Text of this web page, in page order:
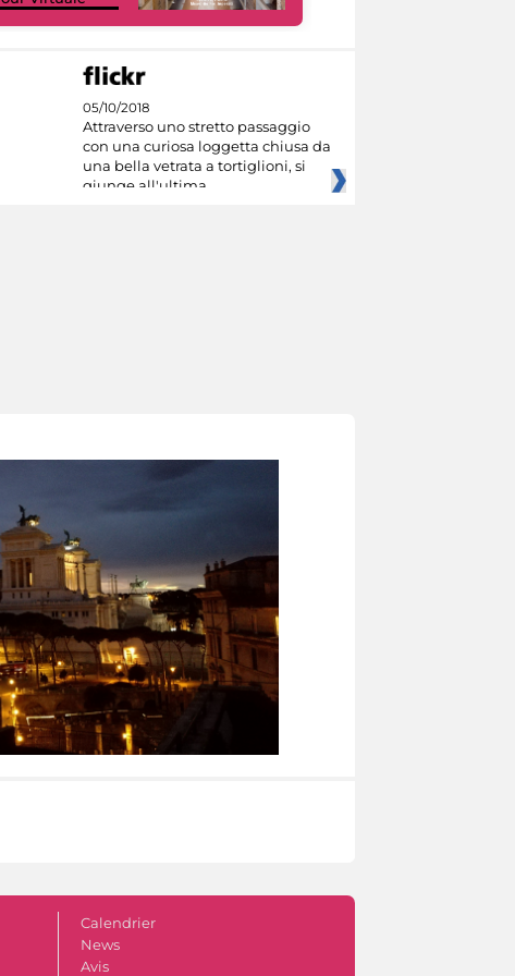
05/10/2018
Attraverso uno stretto passaggio
con una curiosa loggetta chiusa da
una bella vetrata a tortiglioni, si
giunge all'ultima
Calendrier
News
Avis